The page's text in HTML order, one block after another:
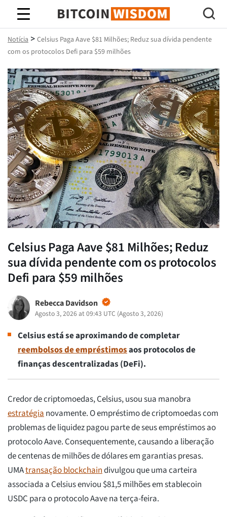
Sabedoria do Bitcoin
Notícia > Celsius Paga Aave $81 Milhões; Reduz sua dívida pendente
com os protocolos Defi para $59 milhões
Celsius Paga Aave $81 Milhões; Reduz
sua dívida pendente com os protocolos
Defi para $59 milhões
Rebecca Davidson
Agosto 3, 2026 at 09:43 UTC (Agosto 3, 2026)
Celsius está se aproximando de completar
reembolsos de empréstimosaos protocolos de
finanças descentralizadas (DeFi).
Credor de criptomoedas, Celsius, usou sua manobra
estratégianovamente. O empréstimo de criptomoedas com
problemas de liquidez pagou parte de seus empréstimos ao
protocolo Aave. Consequentemente, causando a liberação
de centenas de milhões de dólares em garantias presas.
UMAtransação blockchaindivulgou que uma carteira
associada a Celsius enviou $81,5 milhões em stablecoin
USDC para o protocolo Aave na terça-feira.